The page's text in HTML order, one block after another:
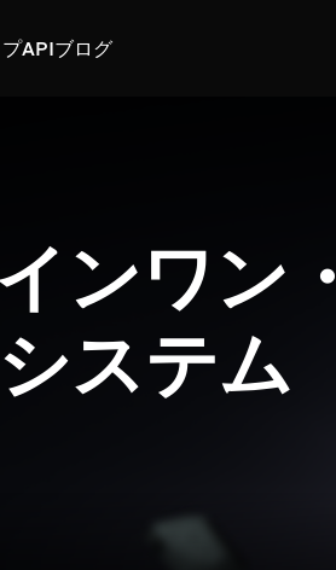
APIブログ
ンワン・
ステム